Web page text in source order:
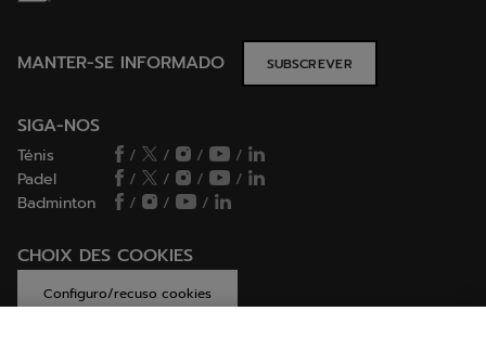
MANTER-SE INFORMADO SUBSCREVER
SIGA-NOS
Ténis / / /
/
Padel
/ / /
/
Badminton
/ / /
CHOIX DES COOKIES
Configuro/recuso cookies